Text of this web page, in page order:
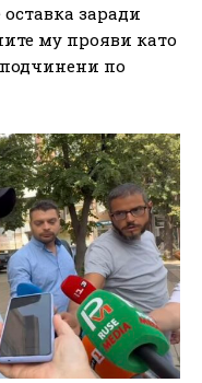
заради
му прояви като
по